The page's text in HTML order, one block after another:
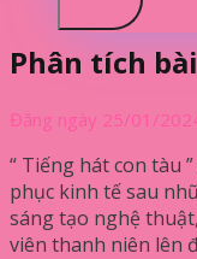
Phân tích
Đăng ngày 25/01/
“ Tiếng hát con tàu
phục kinh tế sau
sáng tạo nghệ
viên thanh niên lên